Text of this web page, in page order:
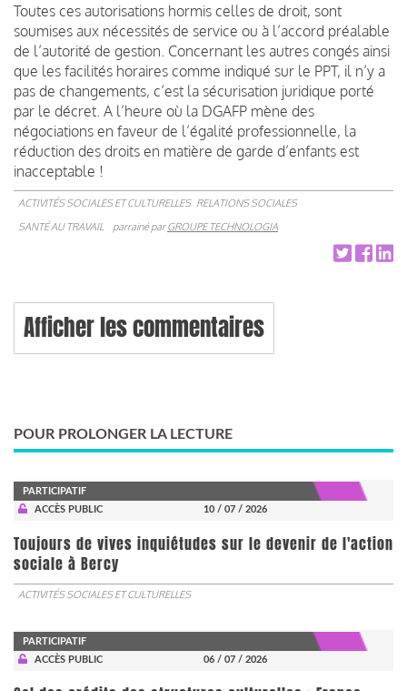
Toutes ces autorisations hormis celles de droit, sont
soumises aux nécessités de service ou à l’accord préalable
de l’autorité de gestion. Concernant les autres congés ainsi
que les facilités horaires comme indiqué sur le PPT, il n’y a
pas de changements, c’est la sécurisation juridique porté
par le décret. A l’heure où la DGAFP mène des
négociations en faveur de l’égalité professionnelle, la
réduction des droits en matière de garde d’enfants est
inacceptable !
ACTIVITÉS SOCIALES ET CULTURELLES RELATIONS SOCIALES
SANTÉ AU TRAVAIL
parrainé parGROUPE TECHNOLOGIA
Afficher les commentaires
POUR PROLONGER LA LECTURE
PARTICIPATIF
ACCÈS PUBLIC
10 / 07 / 2026
Toujours de vives inquiétudes sur le devenir de l'action
sociale à Bercy
ACTIVITÉS SOCIALES ET CULTURELLES
PARTICIPATIF
ACCÈS PUBLIC
06 / 07 / 2026